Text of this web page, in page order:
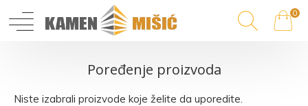
0
Poređenje proizvoda
Niste izabrali proizvode koje želite da uporedite.